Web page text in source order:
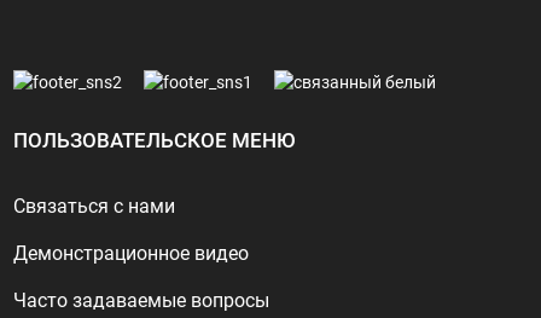
ПОЛЬЗОВАТЕЛЬСКОЕ МЕНЮ
Связаться с нами
Демонстрационное видео
Часто задаваемые вопросы